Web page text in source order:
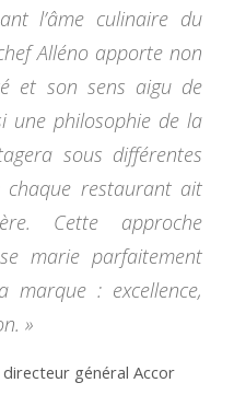
l’âme culinaire du
Alléno apporte non
et son sens aigu de
une philosophie de la
sous différentes
chaque restaurant ait
Cette approche
marie parfaitement
marque : excellence,
»
général Accor